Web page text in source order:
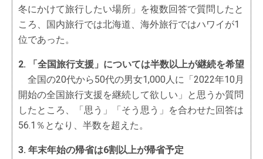
冬にかけて旅行したい場所」を複数回答で質問したと
ころ、国内旅行では北海道、海外旅行ではハワイが1
位であった。
2. 「全国旅行支援」については半数以上が継続を希望
全国の20代から50代の男女1,000人に「2022年10月
開始の全国旅行支援を継続して欲しい」と思うか質問
したところ、「思う」「そう思う」を合わせた回答は
56.1％となり、半数を超えた。
3. 年末年始の帰省は6割以上が帰省予定